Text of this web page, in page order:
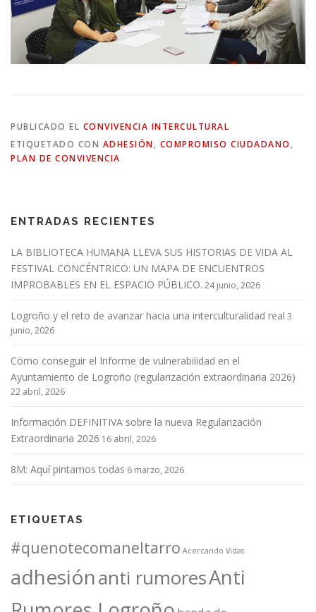
PUBLICADO EL CONVIVENCIA INTERCULTURAL
ETIQUETADO CON ADHESIÓN, COMPROMISO CIUDADANO ,
PLAN DE CONVIVENCIA
ENTRADAS RECIENTES
LA BIBLIOTECA HUMANA LLEVA SUS HISTORIAS DE VIDA AL
FESTIVAL CONCÉNTRICO: UN MAPA DE ENCUENTROS
IMPROBABLES EN EL ESPACIO PÚBLICO. 24 junio, 2026
Logroño y el reto de avanzar hacia una interculturalidad real 3
junio, 2026
Cómo conseguir el Informe de vulnerabilidad en el
Ayuntamiento de Logroño (regularización extraordinaria 2026)
22 abril, 2026
Información DEFINITIVA sobre la nueva Regularización
Extraordinaria 2026 16 abril, 2026
8M: Aquí pintamos todas 6 marzo, 2026
ETIQUETAS
#quenotecomaneltarro Acercando Vidas
adhesiónanti rumoresAnti